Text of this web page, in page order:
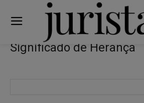
Significado de Herança